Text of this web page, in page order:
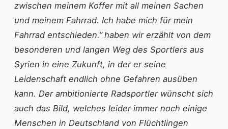
zwischen meinem Koffer mit all meinen Sachen
und meinem Fahrrad. Ich habe mich für mein
Fahrrad entschieden.” haben wir erzählt von dem
besonderen und langen Weg des Sportlers aus
Syrien in eine Zukunft, in der er seine
Leidenschaft endlich ohne Gefahren ausüben
kann. Der ambitionierte Radsportler wünscht sich
auch das Bild, welches leider immer noch einige
Menschen in Deutschland von Flüchtlingen